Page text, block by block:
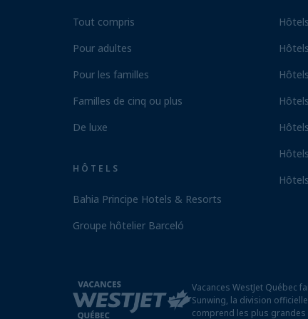
Tout compris
Pour adultes
Pour les familles
Familles de cinq ou plus
De luxe
HÔTELS
Bahia Principe Hotels & Resorts
Groupe hôtelier Barceló
Vacances WestJet Québec
Sunwing, la division
comprend les plus grandes